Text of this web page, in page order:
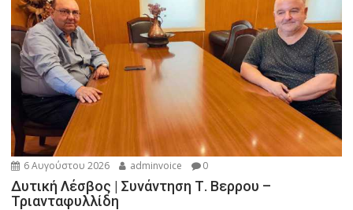
6 Αυγούστου 2026 adminvoice 0
Δυτική Λέσβος | Συνάντηση Τ. Βερρου –
Τριανταφυλλίδη